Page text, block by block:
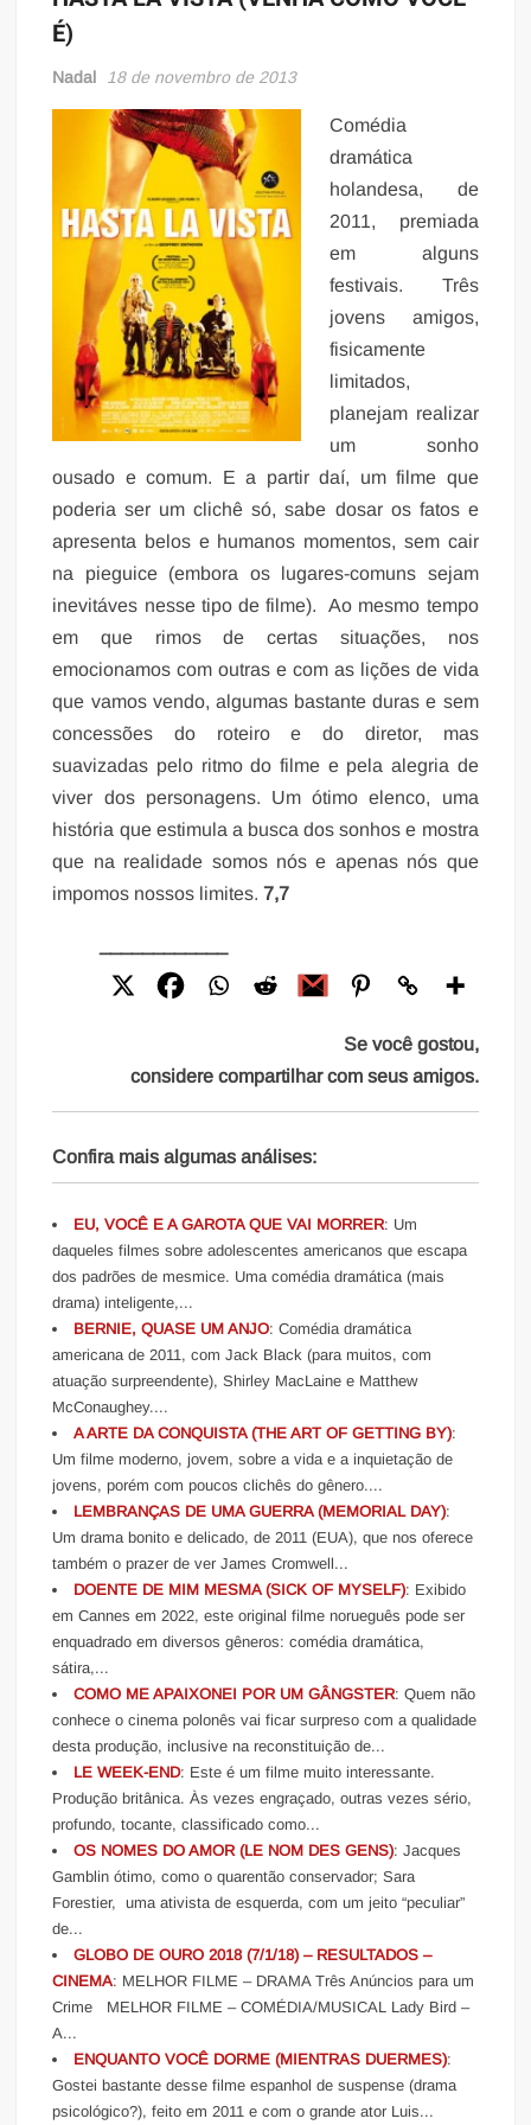
É)
Nadal 18 de novembro de 2013
Comédia
dramática
holandesa, de
2011, premiada
em alguns
festivais. Três
jovens amigos,
fisicamente
limitados,
planejam realizar
um sonho
ousado e comum. E a partir daí, um filme que
poderia ser um clichê só, sabe dosar os fatos e
apresenta belos e humanos momentos, sem cair
na pieguice (embora os lugares-comuns sejam
inevitáves nesse tipo de filme). Ao mesmo tempo
em que rimos de certas situações, nos
emocionamos com outras e com as lições de vida
que vamos vendo, algumas bastante duras e sem
concessões do roteiro e do diretor, mas
suavizadas pelo ritmo do filme e pela alegria de
viver dos personagens. Um ótimo elenco, uma
história que estimula a busca dos sonhos e mostra
que na realidade somos nós e apenas nós que
impomos nossos limites.7,7
Se você gostou,
considere compartilhar com seus amigos.
Confira mais algumas análises:
EU, VOCÊ E A GAROTA QUE VAI MORRER: Um
daqueles filmes sobre adolescentes americanos que escapa
dos padrões de mesmice. Uma comédia dramática (mais
drama) inteligente,...
BERNIE, QUASE UM ANJO: Comédia dramática
americana de 2011, com Jack Black (para muitos, com
atuação surpreendente), Shirley MacLaine e Matthew
McConaughey....
A ARTE DA CONQUISTA (THE ART OF GETTING BY):
Um filme moderno, jovem, sobre a vida e a inquietação de
jovens, porém com poucos clichês do gênero....
LEMBRANÇAS DE UMA GUERRA (MEMORIAL DAY):
Um drama bonito e delicado, de 2011 (EUA), que nos oferece
também o prazer de ver James Cromwell...
DOENTE DE MIM MESMA (SICK OF MYSELF): Exibido
em Cannes em 2022, este original filme norueguês pode ser
enquadrado em diversos gêneros: comédia dramática,
sátira,...
COMO ME APAIXONEI POR UM GÂNGSTER: Quem não
conhece o cinema polonês vai ficar surpreso com a qualidade
desta produção, inclusive na reconstituição de...
LE WEEK-END: Este é um filme muito interessante.
Produção britânica. Às vezes engraçado, outras vezes sério,
profundo, tocante, classificado como...
OS NOMES DO AMOR (LE NOM DES GENS): Jacques
Gamblin ótimo, como o quarentão conservador; Sara
Forestier, uma ativista de esquerda, com um jeito “peculiar”
de...
GLOBO DE OURO 2018 (7/1/18) – RESULTADOS –
CINEMA: MELHOR FILME – DRAMA Três Anúncios para um
Crime MELHOR FILME – COMÉDIA/MUSICAL Lady Bird –
A...
ENQUANTO VOCÊ DORME (MIENTRAS DUERMES):
Gostei bastante desse filme espanhol de suspense (drama
psicológico?), feito em 2011 e com o grande ator Luis...